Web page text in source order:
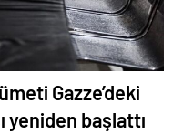
Gazze’deki
yeniden başlattı